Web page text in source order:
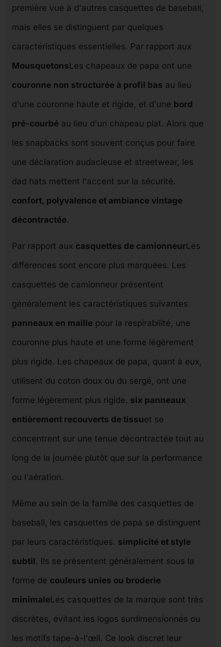
première vue à d'autres casquettes de baseball,
mais elles se distinguent par quelques
caractéristiques essentielles. Par rapport aux
MousquetonsLes chapeaux de papa ont une
couronne non structurée à profil bas au lieu
d'une couronne haute et rigide, et d'une bord
pré-courbé au lieu d'un chapeau plat. Alors que
les snapbacks sont souvent conçus pour faire
une déclaration audacieuse et streetwear, les
dad hats mettent l'accent sur la sécurité.
confort, polyvalence et ambiance vintage
décontractée.
Par rapport aux casquettes de camionneurLes
différences sont encore plus marquées. Les
casquettes de camionneur présentent
généralement les caractéristiques suivantes
panneaux en maille pour la respirabilité, une
couronne plus haute et une forme légèrement
plus rigide. Les chapeaux de papa, quant à eux,
utilisent du coton doux ou du sergé, ont une
forme légèrement plus rigide. six panneaux
entièrement recouverts de tissuet se
concentrent sur une tenue décontractée tout au
long de la journée plutôt que sur la performance
ou l'aération.
Même au sein de la famille des casquettes de
baseball, les casquettes de papa se distinguent
par leurs caractéristiques. simplicité et style
subtil . Ils se présentent généralement sous la
forme de couleurs unies ou broderie
minimaleLes casquettes de la marque sont très
discrètes, évitant les logos surdimensionnés ou
les motifs tape-à-l'œil. Ce look discret leur